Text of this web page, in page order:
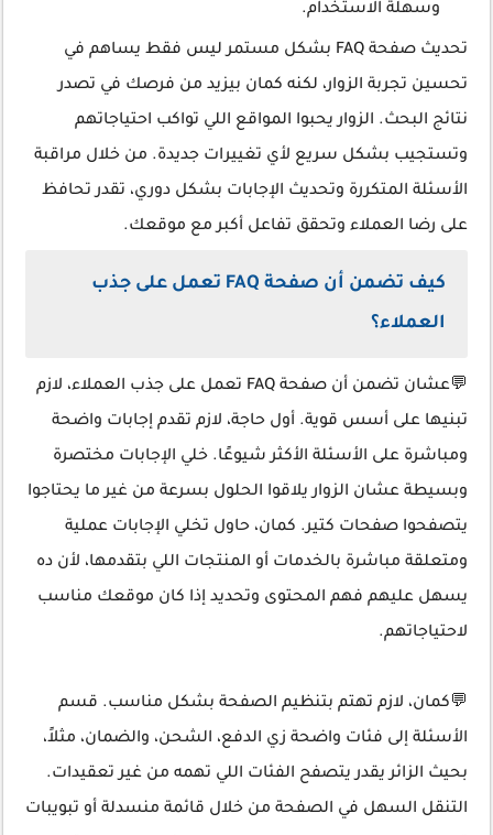
وسهلة الاستخدام.
تحديث صفحة FAQ بشكل مستمر ليس فقط يساهم في
تحسين تجربة الزوار، لكنه كمان بيزيد من فرصك في تصدر
نتائج البحث. الزوار يحبوا المواقع اللي تواكب احتياجاتهم
وتستجيب بشكل سريع لأي تغييرات جديدة. من خلال مراقبة
الأسئلة المتكررة وتحديث الإجابات بشكل دوري، تقدر تحافظ
على رضا العملاء وتحقق تفاعل أكبر مع موقعك.
كيف تضمن أن صفحة FAQ تعمل على جذب
العملاء؟
💬عشان تضمن أن صفحة FAQ تعمل على جذب العملاء، لازم
تبنيها على أسس قوية. أول حاجة، لازم تقدم إجابات واضحة
ومباشرة على الأسئلة الأكثر شيوعًا. خلي الإجابات مختصرة
وبسيطة عشان الزوار يلاقوا الحلول بسرعة من غير ما يحتاجوا
يتصفحوا صفحات كتير. كمان، حاول تخلي الإجابات عملية
ومتعلقة مباشرة بالخدمات أو المنتجات اللي بتقدمها، لأن ده
يسهل عليهم فهم المحتوى وتحديد إذا كان موقعك مناسب
لاحتياجاتهم.
💬كمان، لازم تهتم بتنظيم الصفحة بشكل مناسب. قسم
الأسئلة إلى فئات واضحة زي الدفع، الشحن، والضمان، مثلاً،
بحيث الزائر يقدر يتصفح الفئات اللي تهمه من غير تعقيدات.
التنقل السهل في الصفحة من خلال قائمة منسدلة أو تبويبات